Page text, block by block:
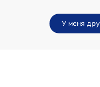
У меня